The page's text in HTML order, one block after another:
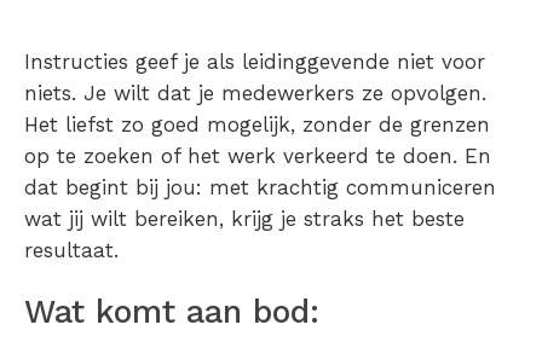
Instructies geef je als leidinggevende niet voor
niets. Je wilt dat je medewerkers ze opvolgen.
Het liefst zo goed mogelijk, zonder de grenzen
op te zoeken of het werk verkeerd te doen. En
dat begint bij jou: met krachtig communiceren
wat jij wilt bereiken, krijg je straks het beste
resultaat.
Wat komt aan bod: